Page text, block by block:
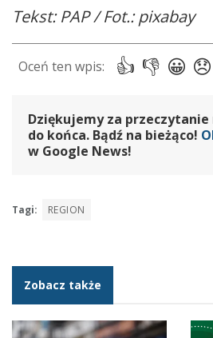
Tekst: PAP / Fot.: pixabay
Dziękujemy za przeczytanie
do końca. Bądź na bieżąco!
w Google News!
Tagi: REGION
Zobacz także